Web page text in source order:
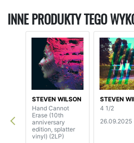
INNE PRODUKTY TEGO
STEVEN WILSON
Hand Cannot
Erase (10th
anniversary
edition, splatter
vinyl) (2LP)
STEVEN
4 1/2
26.09.2025